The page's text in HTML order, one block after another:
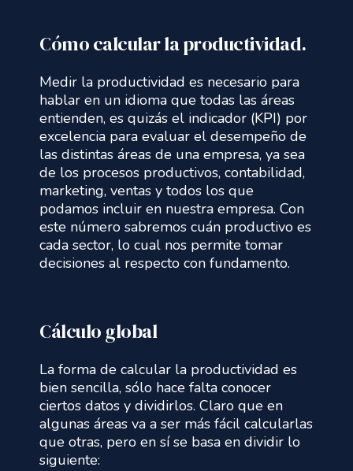
Cómo calcular la productividad.
Medir la productividad es necesario para
hablar en un idioma que todas las áreas
entienden, es quizás el indicador (KPI) por
excelencia para evaluar el desempeño de
las distintas áreas de una empresa, ya sea
de los procesos productivos, contabilidad,
marketing, ventas y todos los que
podamos incluir en nuestra empresa. Con
este número sabremos cuán productivo es
cada sector, lo cual nos permite tomar
decisiones al respecto con fundamento.
Cálculo global
La forma de calcular la productividad es
bien sencilla, sólo hace falta conocer
ciertos datos y dividirlos. Claro que en
algunas áreas va a ser más fácil calcularlas
que otras, pero en sí se basa en dividir lo
siguiente: